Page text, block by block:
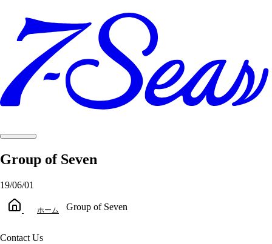
Group of Seven
19/06/01
ホーム Group of Seven
Contact Us